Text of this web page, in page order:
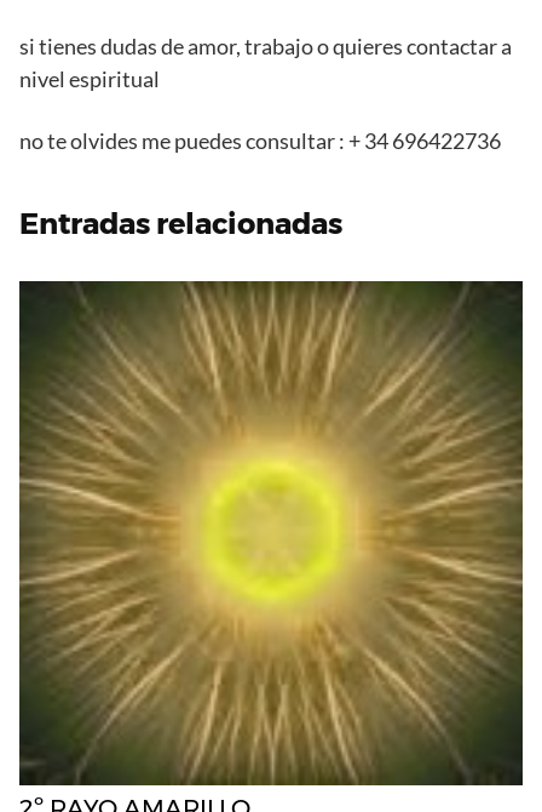
si tienes dudas de amor, trabajo o quieres contactar a
nivel espiritual
no te olvides me puedes consultar : + 34 696422736
Entradas relacionadas